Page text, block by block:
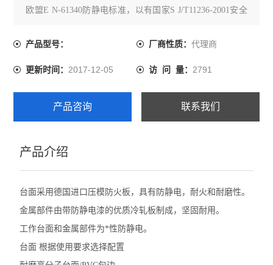
欧盟E N-61340防静电标准，以有国家S J/T11236-2001安全
产品型号： 厂商性质： 代理商
更新时间：2017-12-05 访 问 量： 2791
产品咨询 联系我们
产品介绍
台面采用德国进口压模防火板，具有防静电，耐火和耐磨性。
金属部件由带防静电漆的优质冷轧板制成，坚固耐用。
工作台面和金属部件为*性防静电。
台面 根据使用要求选择配置